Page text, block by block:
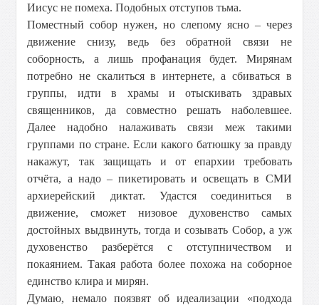
Иисус не помеха. Подобных отступов тьма.
Поместный собор нужен, но слепому ясно – через
движение снизу, ведь без обратной связи не
соборность, а лишь профанация будет. Мирянам
потребно не скалиться в интернете, а сбиваться в
группы, идти в храмы и отыскивать здравых
священников, да совместно решать наболевшее.
Далее надобно налаживать связи меж такими
группами по стране. Если какого батюшку за правду
накажут, так защищать и от епархии требовать
отчёта, а надо – пикетировать и освещать в СМИ
архиерейский диктат. Удастся соединиться в
движение, сможет низовое духовенство самых
достойных выдвинуть, тогда и созывать Собор, а уж
духовенство разберётся с отступничеством и
покаянием. Такая работа более похожа на соборное
единство клира и мирян.
Думаю, немало поязвят об идеализации «подхода